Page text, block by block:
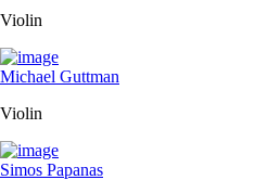
Violin
Michael Guttman
Violin
Simos Papanas